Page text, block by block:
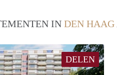
IN DEN HAAG
DELEN